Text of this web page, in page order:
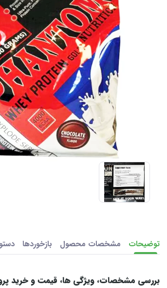
توضیحات مشخصات محصول بازخوردها
بررسی مشخصات، ویژگی‌ ها، قیمت و خرید